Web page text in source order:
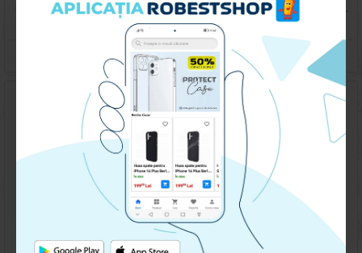
Husa spate pentru Samsung Galaxy A14- Glace case Albastru Husa spate pentru Samsung Galaxy A14- Glace case Verde
49.90 lei
CUMPARA